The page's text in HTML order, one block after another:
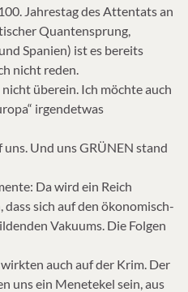
Jahrestag des Attentats an
Quantensprung,
Spanien) ist es bereits
nicht reden.
überein. Ich möchte auch
irgendetwas
Und uns GRÜNEN stand
Da wird ein Reich
dass sich auf den ökonomisch-
Vakuums. Die Folgen
auch auf der Krim. Der
uns ein Menetekel sein, aus